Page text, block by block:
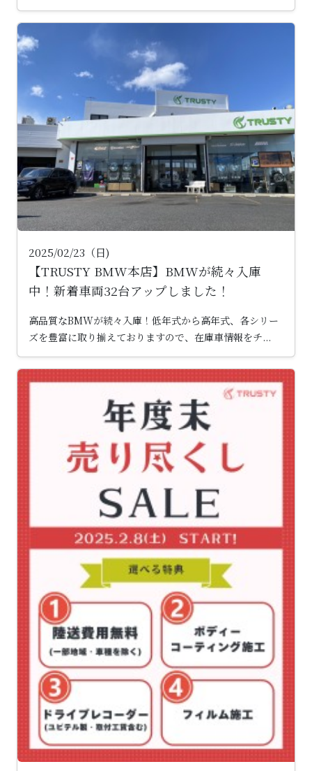
2025/02/23（日)
【TRUSTY BMW本店】BMWが続々入庫
中！新着車両32台アップしました！
高品質なBMWが続々入庫！低年式から高年式、各シリー
ズを豊富に取り揃えておりますので、在庫車情報をチ...